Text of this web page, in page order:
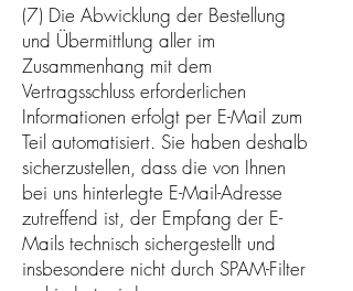
(7) Die Abwicklung der Bestellung
und Übermittlung aller im
Zusammenhang mit dem
Vertragsschluss erforderlichen
Informationen erfolgt per E-Mail zum
Teil automatisiert. Sie haben deshalb
sicherzustellen, dass die von Ihnen
bei uns hinterlegte E-Mail-Adresse
zutreffend ist, der Empfang der E-
Mails technisch sichergestellt und
insbesondere nicht durch SPAM-Filter